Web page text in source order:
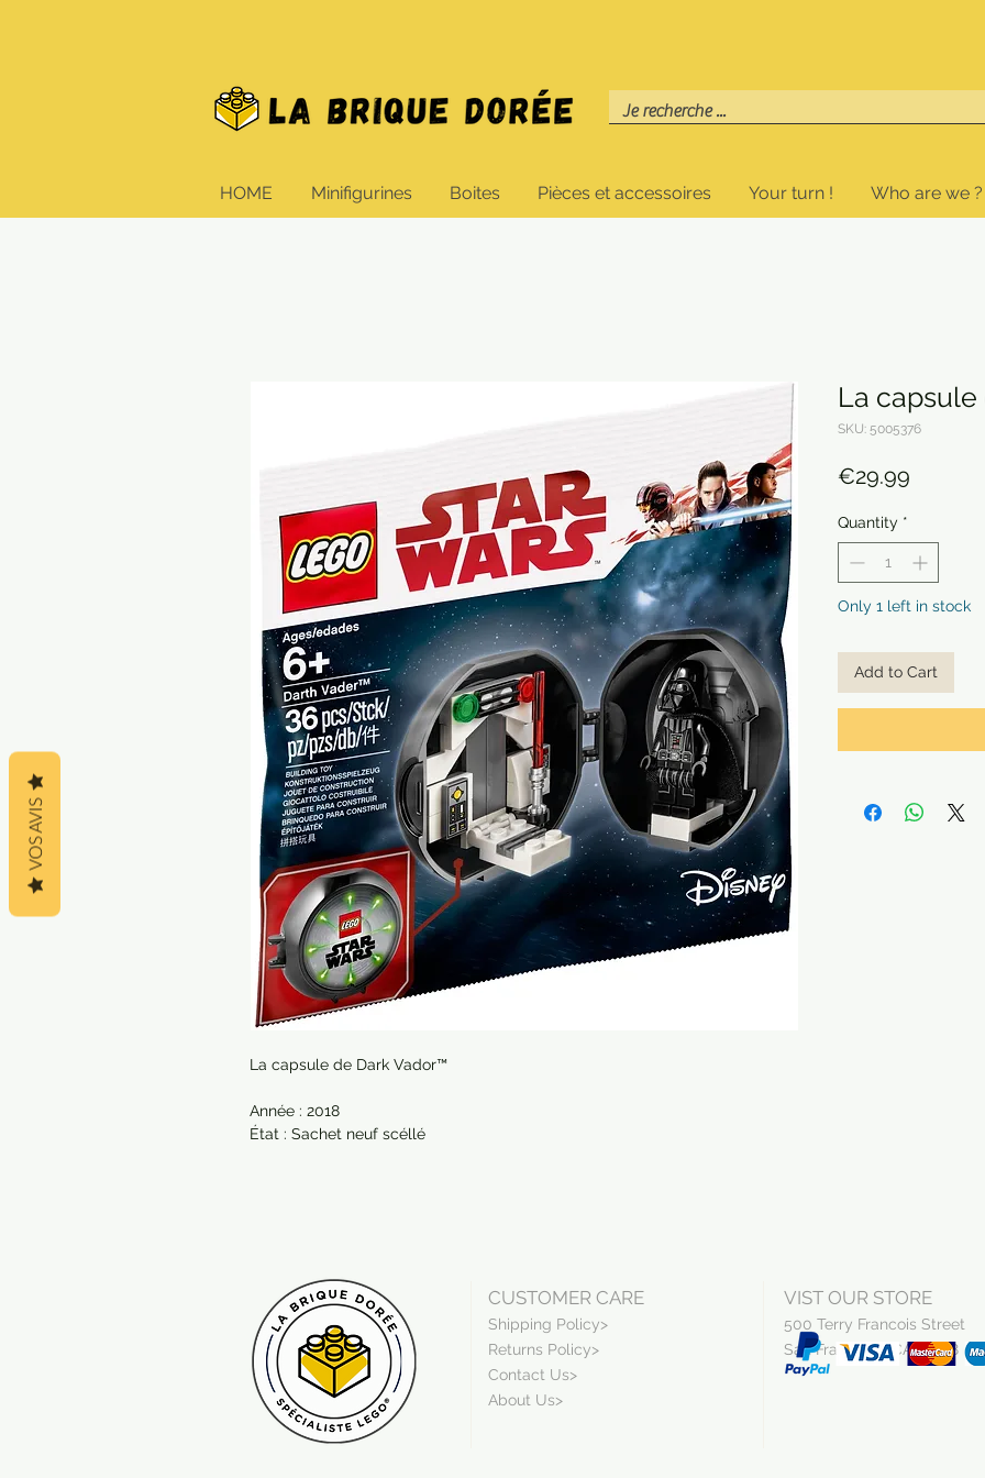
HOME Minifigurines Boites Pièces et accessoires Your turn ! Who are we ?
La capsule de Dark Vador™
Année : 2018
État : Sachet neuf scéllé
La
SKU: 5005376
€29.99
Quantity *
Only 1 left in stock
Add to Cart
CUSTOMER CARE
Shipping Policy>
Returns Policy>
Contact Us>
About Us>
VIST OUR STORE
500 Terry Francois Street
San Francisco, CA 94158
VOS AVIS